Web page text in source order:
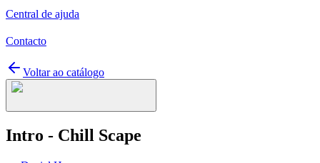
Central de ajuda
Contacto
Voltar ao catálogo
Intro - Chill Scape